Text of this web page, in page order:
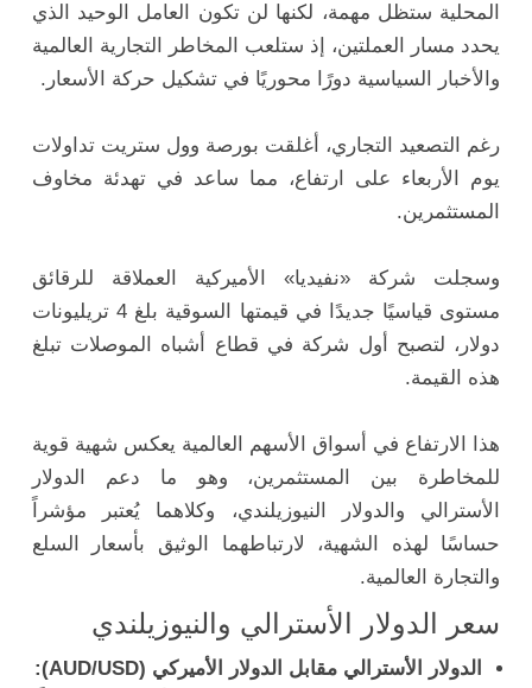
المحلية ستظل مهمة، لكنها لن تكون العامل الوحيد الذي
يحدد مسار العملتين، إذ ستلعب المخاطر التجارية العالمية
والأخبار السياسية دورًا محوريًا في تشكيل حركة الأسعار.
رغم التصعيد التجاري، أغلقت بورصة وول ستريت تداولات
يوم الأربعاء على ارتفاع، مما ساعد في تهدئة مخاوف
المستثمرين.
وسجلت شركة «نفيديا» الأميركية العملاقة للرقائق
مستوى قياسيًا جديدًا في قيمتها السوقية بلغ 4 تريليونات
دولار، لتصبح أول شركة في قطاع أشباه الموصلات تبلغ
هذه القيمة.
هذا الارتفاع في أسواق الأسهم العالمية يعكس شهية قوية
للمخاطرة بين المستثمرين، وهو ما دعم الدولار
الأسترالي والدولار النيوزيلندي، وكلاهما يُعتبر مؤشراً
حساسًا لهذه الشهية، لارتباطهما الوثيق بأسعار السلع
والتجارة العالمية.
سعر الدولار الأسترالي والنيوزيلندي
الدولار الأسترالي مقابل الدولار الأميركي (AUD/USD):